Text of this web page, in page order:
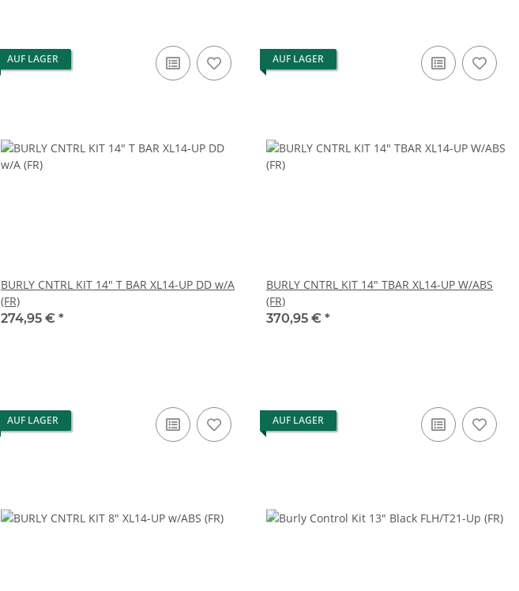
AUF LAGER
BURLY CNTRL KIT 14" T BAR XL14-UP DD w/A
(FR)
274,95 € *
AUF LAGER
BURLY CNTRL KIT 14" TBAR XL14-UP W/ABS
(FR)
370,95 € *
AUF LAGER AUF LAGER